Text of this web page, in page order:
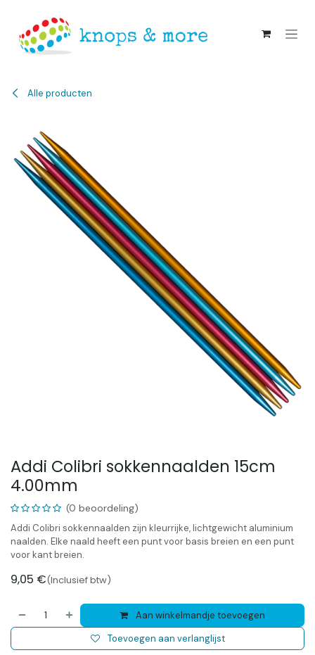
Alle producten
Addi Colibri sokkennaalden 15cm
4.00mm
(0 beoordeling)
Addi Colibri sokkennaalden zijn kleurrijke, lichtgewicht aluminium
naalden. Elke naald heeft een punt voor basis breien en een punt
voor kant breien.
9,05 €(Inclusief btw)
Aan winkelmandje toevoegen
Toevoegen aan verlanglijst